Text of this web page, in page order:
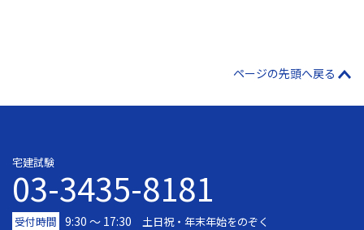
ページの先頭へ戻る
宅建試験
03-3435-8181
受付時間 9:30 〜 17:30 土日祝・年末年始をのぞく